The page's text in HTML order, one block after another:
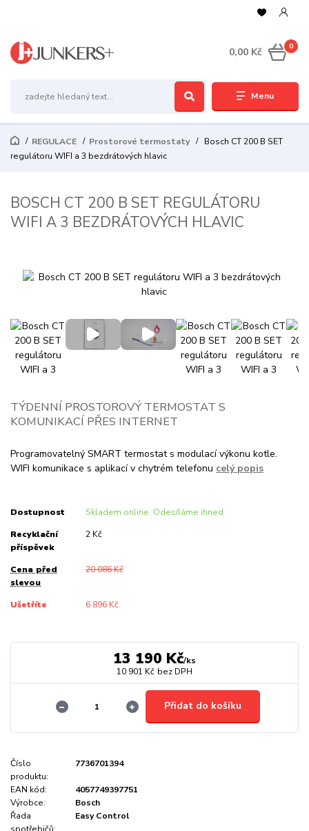
Menu
0
0,00 Kč
REGULACE Prostorové termostaty
Bosch CT 200 B SET
regulátoru WIFI a 3 bezdrátových hlavic
BOSCH CT 200 B SET REGULÁTORU
WIFI A 3 BEZDRÁTOVÝCH HLAVIC
TÝDENNÍ PROSTOROVÝ TERMOSTAT S
KOMUNIKACÍ PŘES INTERNET
Programovatelný SMART termostat s modulací výkonu kotle.
WIFI komunikace s aplikací v chytrém telefonu celý popis
Dostupnost Skladem online. Odesíláme ihned
Recyklační
příspěvek
2 Kč
Cena před
slevou
20 086 Kč
Ušetříte 6 896 Kč
13 190 Kč/ks
10 901 Kč bez DPH
Přidat do košíku
Číslo
produktu:
7736701394
EAN kód:
4057749397751
Výrobce:
Bosch
Řada
spotřebičů:
Easy Control